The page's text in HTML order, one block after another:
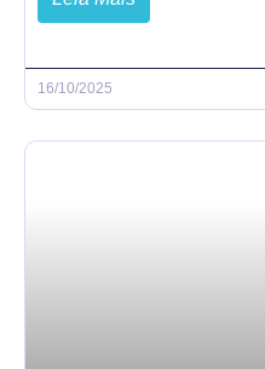
16/10/2025